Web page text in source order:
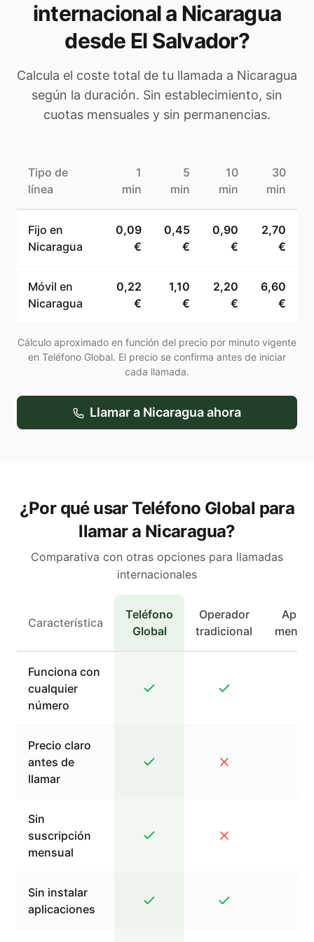
internacional a Nicaragua
desde El Salvador?
Calcula el coste total de tu llamada a Nicaragua
según la duración. Sin establecimiento, sin
cuotas mensuales y sin permanencias.
Tipo de
línea
1
min
5
min
10
min
30
min
Fijo en
Nicaragua
0,09
€
0,45
€
0,90
€
2,70
€
Móvil en
Nicaragua
0,22
€
1,10
€
2,20
€
6,60
€
Cálculo aproximado en función del precio por minuto vigente
en Teléfono Global. El precio se confirma antes de iniciar
cada llamada.
Llamar a Nicaraguaahora
¿Por qué usar Teléfono Global para
llamar a Nicaragua?
Comparativa con otras opciones para llamadas
internacionales
Característica
Teléfono
Global
Operador
tradicional
Apps
Funciona con
cualquier
número
Precio claro
antes de
llamar
Sin
suscripción
mensual
Sin instalar
aplicaciones